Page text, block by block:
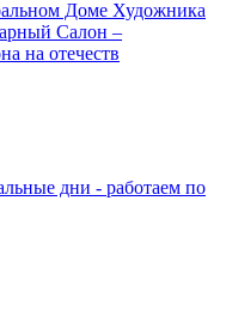
Доме Художника
Салон –
на отечеств
дни - работаем по